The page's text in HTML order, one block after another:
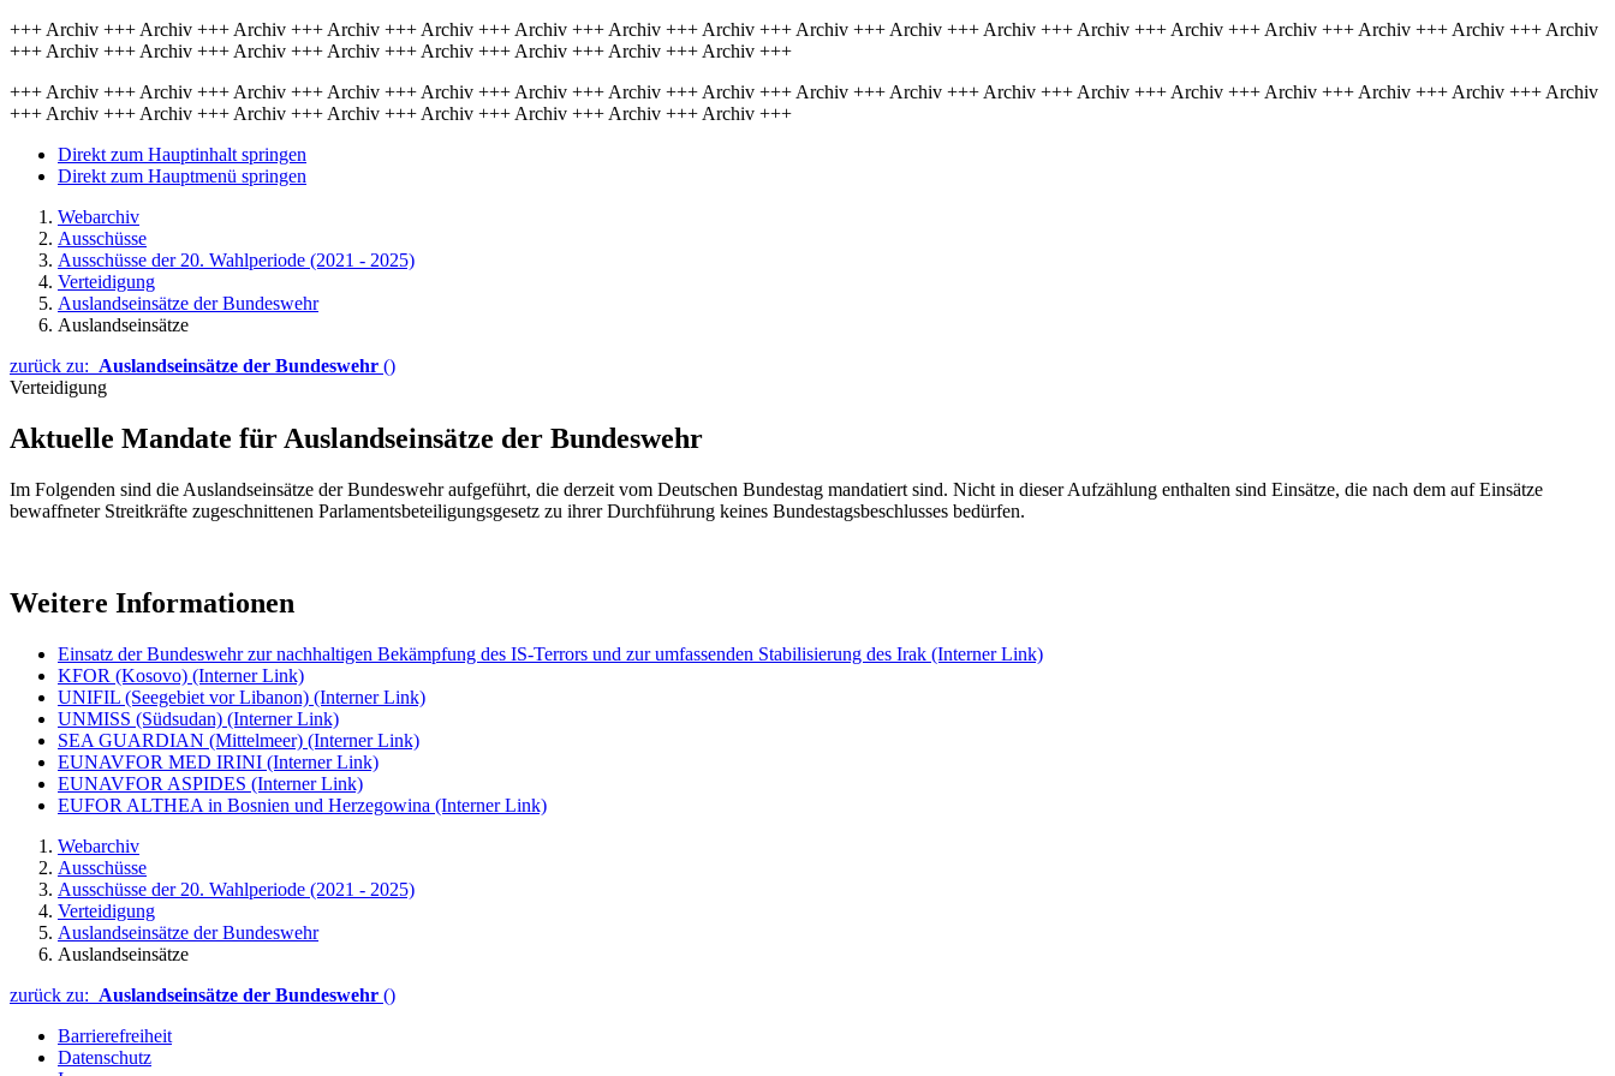
+++ Archiv +++ Archiv +++ Archiv +++ Archiv +++ Archiv +++ Archiv +++ Archiv +++ Archiv +++ Archiv +++ Archiv +++ Archiv +++ Archiv +++ Archiv +++ Archiv +++ Archiv +++ Archiv +++ Archiv
+++ Archiv +++ Archiv +++ Archiv +++ Archiv +++ Archiv +++ Archiv +++ Archiv +++ Archiv +++
+++ Archiv +++ Archiv +++ Archiv +++ Archiv +++ Archiv +++ Archiv +++ Archiv +++ Archiv +++ Archiv +++ Archiv +++ Archiv +++ Archiv +++ Archiv +++ Archiv +++ Archiv +++ Archiv +++ Archiv
+++ Archiv +++ Archiv +++ Archiv +++ Archiv +++ Archiv +++ Archiv +++ Archiv +++ Archiv +++
Direkt zum Hauptinhalt springen
Direkt zum Hauptmenü springen
Webarchiv
Ausschüsse
Ausschüsse der 20. Wahlperiode (2021 - 2025)
Verteidigung
Auslandseinsätze der Bundeswehr
Auslandseinsätze
zurück zu: Auslandseinsätze der Bundeswehr ()
Verteidigung
Aktuelle Mandate für Auslandseinsätze der Bundeswehr
Im Folgenden sind die Auslandseinsätze der Bundeswehr aufgeführt, die derzeit vom Deutschen Bundestag mandatiert sind. Nicht in dieser Aufzählung enthalten sind Einsätze, die nach dem auf Einsätze
bewaffneter Streitkräfte zugeschnittenen Parlamentsbeteiligungsgesetz zu ihrer Durchführung keines Bundestagsbeschlusses bedürfen.
Weitere Informationen
Einsatz der Bundeswehr zur nachhaltigen Bekämpfung des IS-Terrors und zur umfassenden Stabilisierung des Irak (Interner Link)
KFOR (Kosovo) (Interner Link)
UNIFIL (Seegebiet vor Libanon) (Interner Link)
UNMISS (Südsudan) (Interner Link)
SEA GUARDIAN (Mittelmeer) (Interner Link)
EUNAVFOR MED IRINI (Interner Link)
EUNAVFOR ASPIDES (Interner Link)
EUFOR ALTHEA in Bosnien und Herzegowina (Interner Link)
Webarchiv
Ausschüsse
Ausschüsse der 20. Wahlperiode (2021 - 2025)
Verteidigung
Auslandseinsätze der Bundeswehr
Auslandseinsätze
zurück zu: Auslandseinsätze der Bundeswehr ()
Barrierefreiheit
Datenschutz